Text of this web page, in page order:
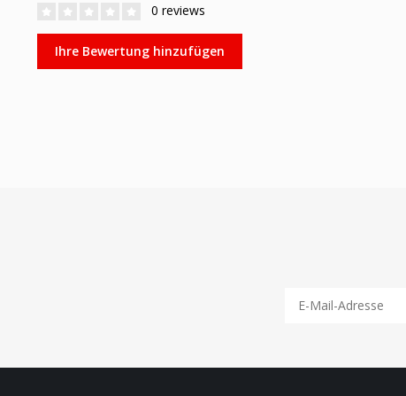
0 reviews
Ihre Bewertung hinzufügen